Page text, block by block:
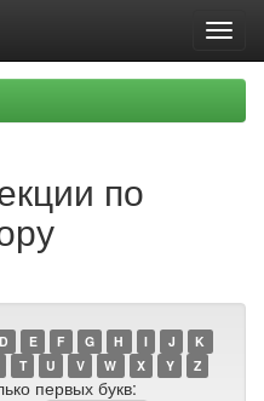
по
D E F G H I J
K
T U V W X Y Z
первых букв: